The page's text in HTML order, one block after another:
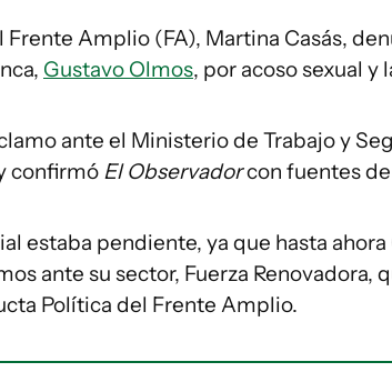
Amplio (FA), Martina Casás,
Gustavo Olmos, por acoso sexual y
ante el Ministerio de Trabajo y
confirmó El Observadorcon fuentes
estaba pendiente, ya que hasta ahora
ante su sector, Fuerza Renovadora,
Política del Frente Amplio.